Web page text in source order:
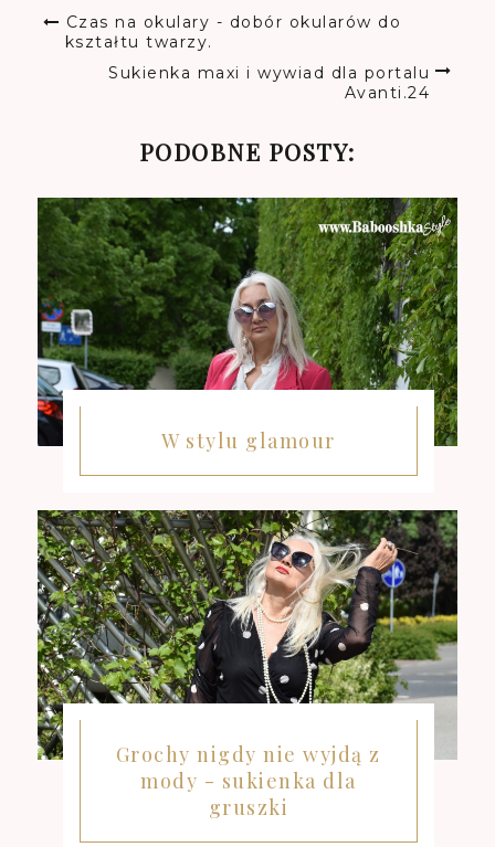
Czas na okulary - dobór okularów do
kształtu twarzy.
Sukienka maxi i wywiad dla portalu
Avanti.24
PODOBNE POSTY:
W stylu glamour
Grochy nigdy nie wyjdą z
mody - sukienka dla
gruszki